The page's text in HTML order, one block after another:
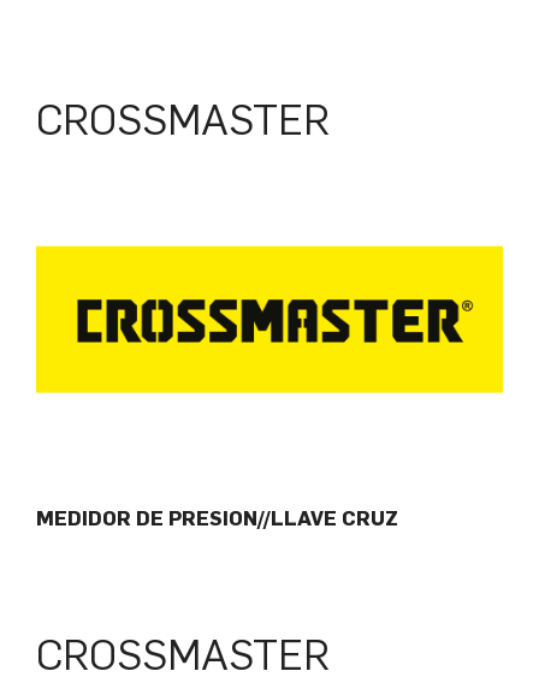
CROSSMASTER
MEDIDOR DE PRESION//LLAVE CRUZ
CROSSMASTER